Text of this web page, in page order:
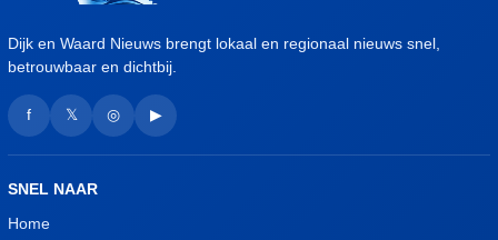
Dijk en Waard Nieuws brengt lokaal en regionaal nieuws snel,
betrouwbaar en dichtbij.
f 𝕏 ◎ ▶
SNEL NAAR
Home